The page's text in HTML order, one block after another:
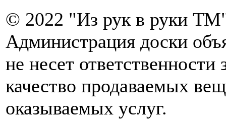
© 2022 "Из рук в руки
Администрация доски
не несет ответственности
качество продаваемых
оказываемых услуг.